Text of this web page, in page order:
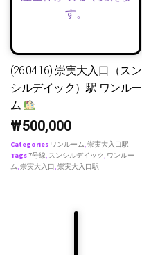
(26.04.16) 崇実大入口（スン
シルデイック）駅 ワンルー
ム
₩500,000
Categories ワンルーム,崇実大入口駅
Tags7号線, スンシルデイック , ワンルー
ム,崇実大入口,崇実大入口駅